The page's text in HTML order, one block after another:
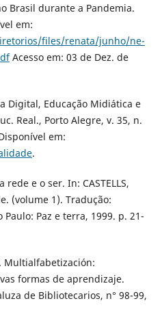
Brasil durante a Pandemia.
em:
files/renata/junho/ne-
Acesso em: 03 de Dez. de
Digital, Educação Midiática e
Real., Porto Alegre, v. 35, n.
em:
.
rede e o ser. In: CASTELLS,
(volume 1). Tradução:
Paz e terra, 1999. p. 21-
Multialfabetización:
formas de aprendizaje.
de Bibliotecarios, n° 98-99,